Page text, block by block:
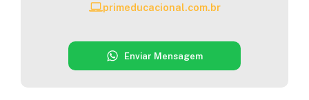
primeducacional.com.br
Enviar Mensagem